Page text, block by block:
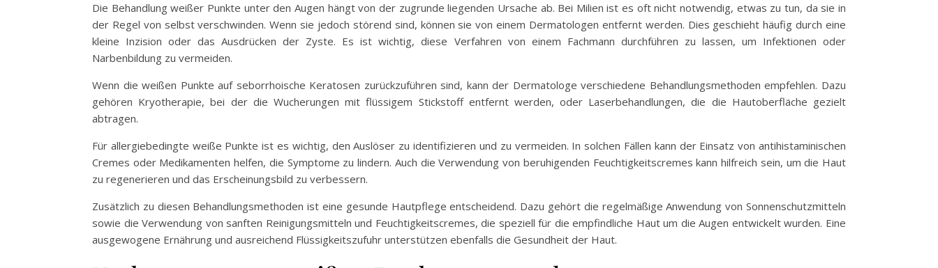
Die Behandlung weißer Punkte unter den Augen hängt von der zugrunde liegenden Ursache ab. Bei Milien ist es oft nicht notwendig, etwas zu tun, da sie in
der Regel von selbst verschwinden. Wenn sie jedoch störend sind, können sie von einem Dermatologen entfernt werden. Dies geschieht häufig durch eine
kleine Inzision oder das Ausdrücken der Zyste. Es ist wichtig, diese Verfahren von einem Fachmann durchführen zu lassen, um Infektionen oder
Narbenbildung zu vermeiden.
Wenn die weißen Punkte auf seborrhoische Keratosen zurückzuführen sind, kann der Dermatologe verschiedene Behandlungsmethoden empfehlen. Dazu
gehören Kryotherapie, bei der die Wucherungen mit flüssigem Stickstoff entfernt werden, oder Laserbehandlungen, die die Hautoberfläche gezielt
abtragen.
Für allergiebedingte weiße Punkte ist es wichtig, den Auslöser zu identifizieren und zu vermeiden. In solchen Fällen kann der Einsatz von antihistaminischen
Cremes oder Medikamenten helfen, die Symptome zu lindern. Auch die Verwendung von beruhigenden Feuchtigkeitscremes kann hilfreich sein, um die Haut
zu regenerieren und das Erscheinungsbild zu verbessern.
Zusätzlich zu diesen Behandlungsmethoden ist eine gesunde Hautpflege entscheidend. Dazu gehört die regelmäßige Anwendung von Sonnenschutzmitteln
sowie die Verwendung von sanften Reinigungsmitteln und Feuchtigkeitscremes, die speziell für die empfindliche Haut um die Augen entwickelt wurden. Eine
ausgewogene Ernährung und ausreichend Flüssigkeitszufuhr unterstützen ebenfalls die Gesundheit der Haut.